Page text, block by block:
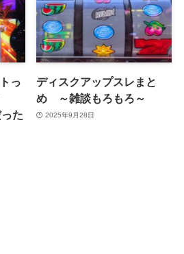
っ
た
ディスクアップスレまと
め ～雑談もろもろ～
2025年9月28日